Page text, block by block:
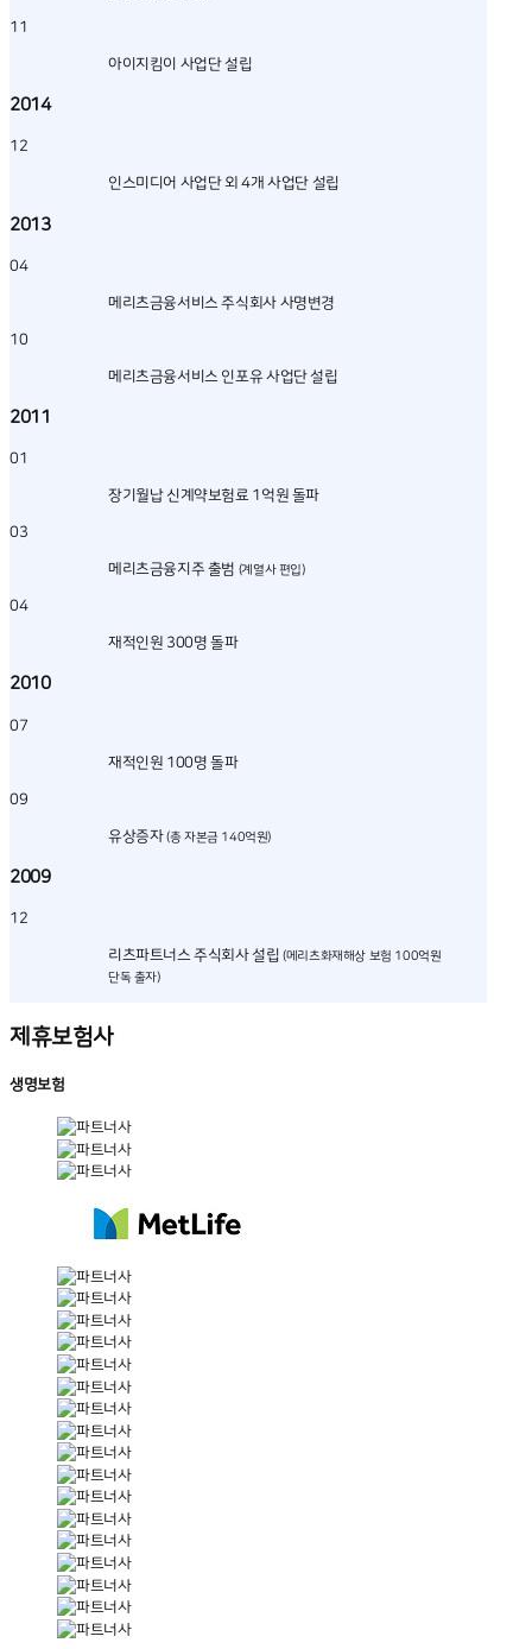
11
아이지킴이 사업단 설립
2014
12
인스미디어 사업단 외 4개 사업단 설립
2013
04
메리츠금융서비스 주식회사 사명변경
10
메리츠금융서비스 인포유 사업단 설립
2011
01
장기월납 신계약보험료 1억원 돌파
03
메리츠금융지주 출범 (계열사 편입)
04
재적인원 300명 돌파
2010
07
재적인원 100명 돌파
09
유상증자(총 자본금 140억원)
2009
12
리츠파트너스 주식회사 설립(메리츠화재해상 보험 100억원
단독 출자)
제휴보험사
생명보험